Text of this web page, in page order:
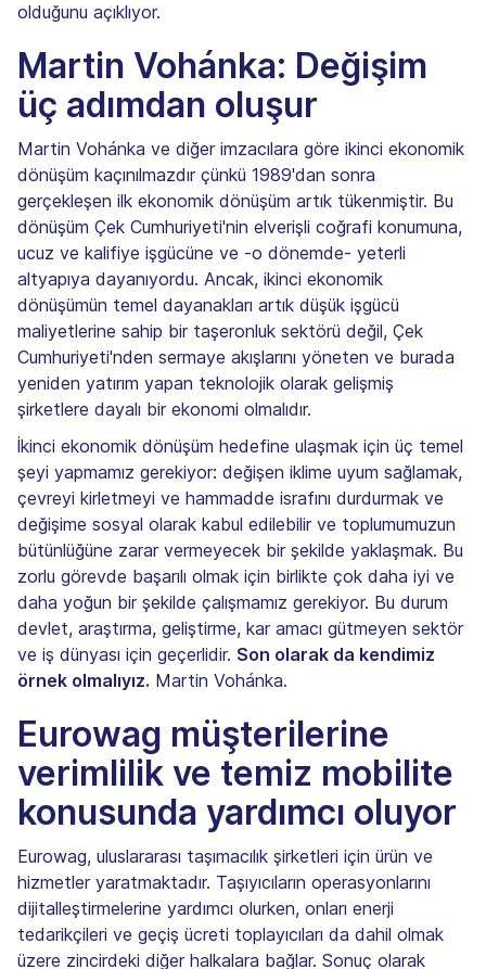
olduğunu açıklıyor.
Martin Vohánka: Değişim
üç adımdan oluşur
Martin Vohánka ve diğer imzacılara göre ikinci ekonomik
dönüşüm kaçınılmazdır çünkü 1989'dan sonra
gerçekleşen ilk ekonomik dönüşüm artık tükenmiştir. Bu
dönüşüm Çek Cumhuriyeti'nin elverişli coğrafi konumuna,
ucuz ve kalifiye işgücüne ve -o dönemde- yeterli
altyapıya dayanıyordu. Ancak, ikinci ekonomik
dönüşümün temel dayanakları artık düşük işgücü
maliyetlerine sahip bir taşeronluk sektörü değil, Çek
Cumhuriyeti'nden sermaye akışlarını yöneten ve burada
yeniden yatırım yapan teknolojik olarak gelişmiş
şirketlere dayalı bir ekonomi olmalıdır.
İkinci ekonomik dönüşüm hedefine ulaşmak için üç temel
şeyi yapmamız gerekiyor: değişen iklime uyum sağlamak,
çevreyi kirletmeyi ve hammadde israfını durdurmak ve
değişime sosyal olarak kabul edilebilir ve toplumumuzun
bütünlüğüne zarar vermeyecek bir şekilde yaklaşmak. Bu
zorlu görevde başarılı olmak için birlikte çok daha iyi ve
daha yoğun bir şekilde çalışmamız gerekiyor. Bu durum
devlet, araştırma, geliştirme, kar amacı gütmeyen sektör
ve iş dünyası için geçerlidir. Son olarak da kendimiz
örnek olmalıyız. Martin Vohánka.
Eurowag müşterilerine
verimlilik ve temiz mobilite
konusunda yardımcı oluyor
Eurowag, uluslararası taşımacılık şirketleri için ürün ve
hizmetler yaratmaktadır. Taşıyıcıların operasyonlarını
dijitalleştirmelerine yardımcı olurken, onları enerji
tedarikçileri ve geçiş ücreti toplayıcıları da dahil olmak
üzere zincirdeki diğer halkalara bağlar. Sonuç olarak